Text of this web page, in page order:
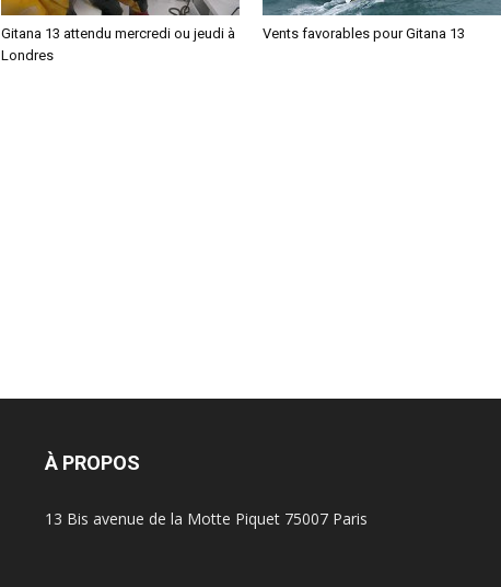
Gitana 13 attendu mercredi ou jeudi à
Londres
Vents favorables pour Gitana 13
À PROPOS
13 Bis avenue de la Motte Piquet 75007 Paris